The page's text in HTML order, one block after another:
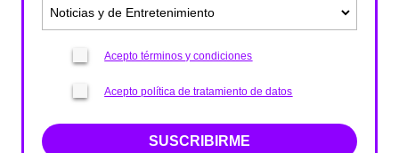
Acepto términos y condiciones
Acepto política de tratamiento de datos
SUSCRIBIRME